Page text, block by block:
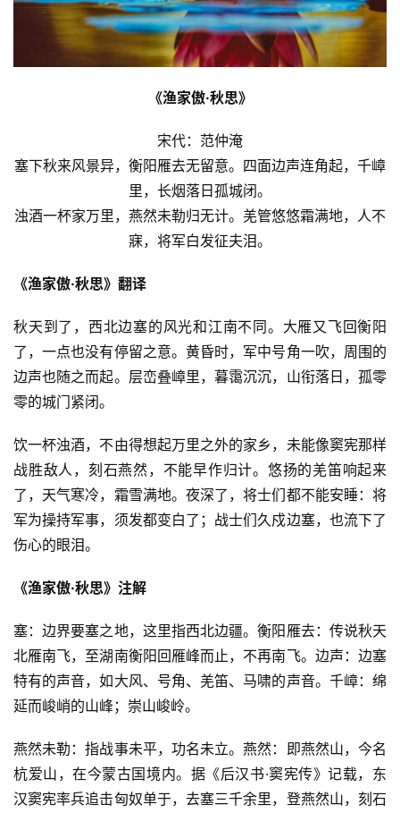
《渔家傲·秋思》
宋代：范仲淹
塞下秋来风景异，衡阳雁去无留意。四面边声连角起，千嶂
里，长烟落日孤城闭。
浊酒一杯家万里，燕然未勒归无计。羌管悠悠霜满地，人不
寐，将军白发征夫泪。
《渔家傲·秋思》翻译
秋天到了，西北边塞的风光和江南不同。大雁又飞回衡阳
了，一点也没有停留之意。黄昏时，军中号角一吹，周围的
边声也随之而起。层峦叠嶂里，暮霭沉沉，山衔落日，孤零
零的城门紧闭。
饮一杯浊酒，不由得想起万里之外的家乡，未能像窦宪那样
战胜敌人，刻石燕然，不能早作归计。悠扬的羌笛响起来
了，天气寒冷，霜雪满地。夜深了，将士们都不能安睡：将
军为操持军事，须发都变白了；战士们久戍边塞，也流下了
伤心的眼泪。
《渔家傲·秋思》注解
塞：边界要塞之地，这里指西北边疆。衡阳雁去：传说秋天
北雁南飞，至湖南衡阳回雁峰而止，不再南飞。边声：边塞
特有的声音，如大风、号角、羌笛、马啸的声音。千嶂：绵
延而峻峭的山峰；崇山峻岭。
燕然未勒：指战事未平，功名未立。燕然：即燕然山，今名
杭爱山，在今蒙古国境内。据《后汉书·窦宪传》记载，东
汉窦宪率兵追击匈奴单于，去塞三千余里，登燕然山，刻石